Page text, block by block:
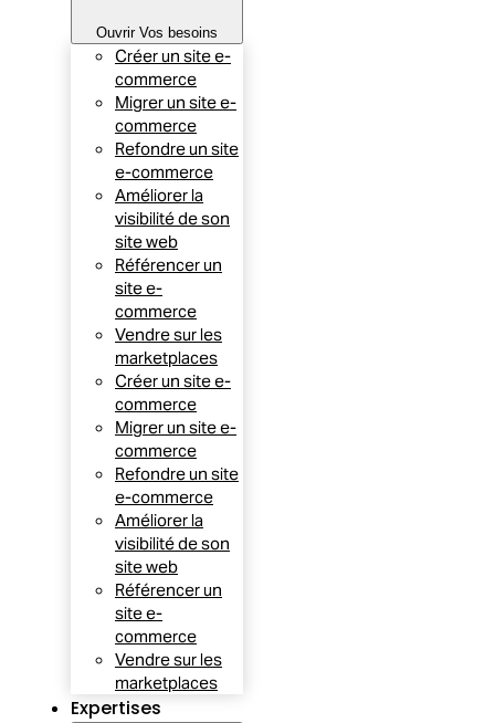
Ouvrir Vos besoins
Créer un site e-
commerce
Migrer un site e-
commerce
Refondre un site
e-commerce
Améliorer la
visibilité de son
site web
Référencer un
site e-
commerce
Vendre sur les
marketplaces
Créer un site e-
commerce
Migrer un site e-
commerce
Refondre un site
e-commerce
Améliorer la
visibilité de son
site web
Référencer un
site e-
commerce
Vendre sur les
marketplaces
Expertises